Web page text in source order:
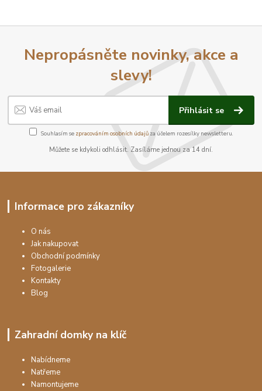
Nepropásněte novinky, akce a
slevy!
Přihlásit se
Souhlasím se zpracováním osobních údajůza účelem rozesílky newsletteru.
Můžete se kdykoli odhlásit. Zasíláme jednou za 14 dní.
Informace pro zákazníky
O nás
Jak nakupovat
Obchodní podmínky
Fotogalerie
Kontakty
Blog
Zahradní domky na klíč
Nabídneme
Natřeme
Namontujeme